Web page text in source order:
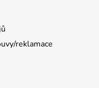
reklamace